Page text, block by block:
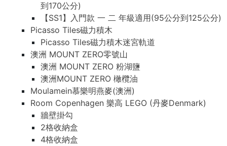
到170公分)
【SS1】入門款 一 二 年級適用(95公分到125公分)
Picasso Tiles磁力積木
Picasso Tiles磁力積木迷宮軌道
澳洲 MOUNT ZERO零號山
澳洲 MOUNT ZERO 粉湖鹽
澳洲MOUNT ZERO 橄欖油
Moulamein慕樂明燕麥(澳洲)
Room Copenhagen 樂高 LEGO (丹麥Denmark)
牆壁掛勾
2格收納盒
4格收納盒